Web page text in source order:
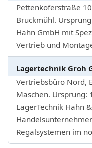
Pettenkoferstraße
Bruckmühl.
Hahn GmbH mit
Vertrieb und
Lagertechnik Groh
Vertriebsbüro Nord,
Maschen. Ursprung:
LagerTechnik Hahn
Regalsystemen im